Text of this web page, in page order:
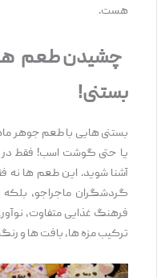
هست.
چشیدن طعم‌
بستنی!
بستنی ‌هایی با طعم جوهر
یا حتی گوشت اسب! فقط در
آشنا شوید. این طعم ‌ها نه
گردشگران ماجراجو، بلکه
فرهنگ غذایی متفاوت، نوآوری
ترکیب مزه‌ ها، بافت ‌ها و رنگ